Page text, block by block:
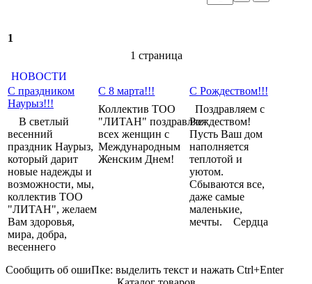
1
1 cтраница
НОВОСТИ
С праздником
Наурыз!!!
В светлый
весенний
праздник Наурыз,
который дарит
новые надежды и
возможности, мы,
коллектив ТОО
"ЛИТАН", желаем
Вам здоровья,
мира, добра,
весеннего
С 8 марта!!!
Коллектив ТОО
"ЛИТАН" поздравляет
всех женщин с
Международным
Женским Днем!
С Рождеством!!!
Поздравляем с
Рождеством!
Пусть Ваш дом
наполняется
теплотой и
уютом.
Сбываются все,
даже самые
маленькие,
мечты. Сердца
Сообщить об ошиПке: выделить текст и нажать Ctrl+Enter